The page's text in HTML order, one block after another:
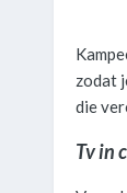
zodat
die
Tv in